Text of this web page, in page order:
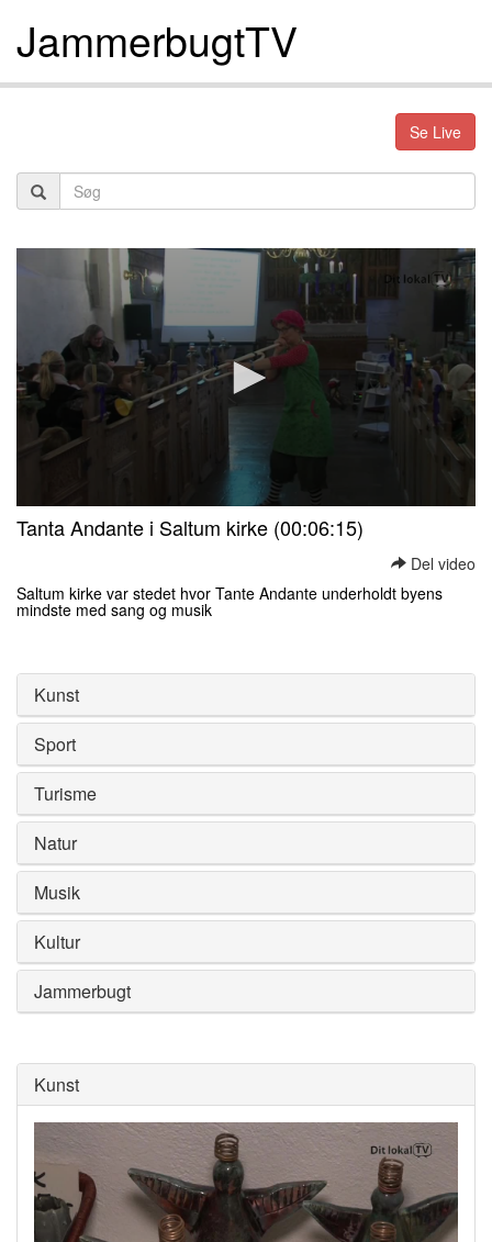
JammerbugtTV
Se Live
seconds
seconds
Tanta Andante i Saltum kirke (00:06:15)
Del video
Saltum kirke var stedet hvor Tante Andante underholdt byens
mindste med sang og musik
of
seconds
Kunst
Sport
Turisme
Natur
Musik
Kultur
Jammerbugt
Kunst